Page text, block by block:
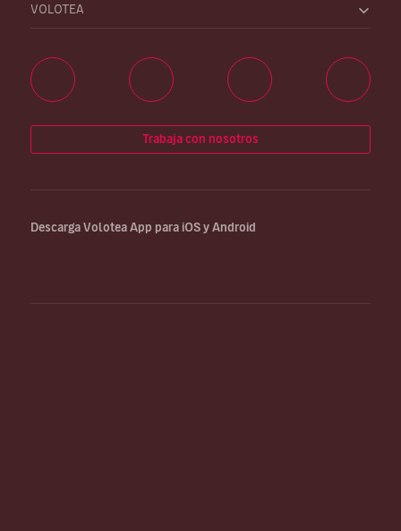
VOLOTEA
Trabaja con nosotros
Descarga Volotea App para iOS y Android